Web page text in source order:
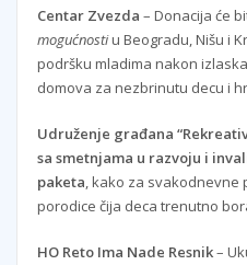
Centar Zvezda – Donacija će
mogućnostiu Beogradu, Nišu i
podršku mladima nakon
domova za nezbrinutu decu i
Udruženje građana
sa smetnjama u razvoju i
paketa, kako za svakodnevne
porodice čija deca trenutno
HO Reto Ima Nade Resnik–